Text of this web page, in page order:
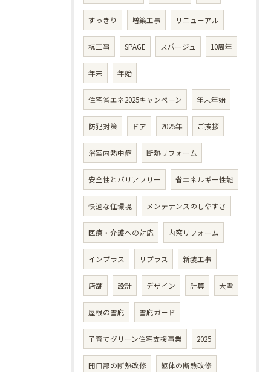
すっきり 増築工事 リニューアル
杭工事 SPAGE スパージュ 10周年
年末 年始
住宅省エネ2025キャンペーン 年末年始
防犯対策 ドア 2025年 ご挨拶
浴室内熱中症 断熱リフォーム
安全性とバリアフリー 省エネルギー性能
快適な住環境 メンテナンスのしやすさ
医療・介護への対応 内窓リフォーム
インプラス リプラス 新装工事
店舗 設計 デザイン 計算 大雪
屋根の雪庇 雪庇ガード
子育てグリーン住宅支援事業 2025
開口部の断熱改修 躯体の断熱改修